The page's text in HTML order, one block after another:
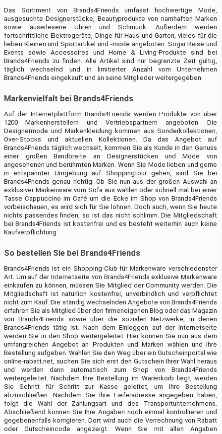
Das Sortiment von Brands4Friends umfasst hochwertige Mode,
ausgesuchte Designerstücke, Beautyprodukte von namhaften Marken
sowie auserlesene Uhren und Schmuck. Außerdem werden
fortschrittliche Elektrogeräte, Dinge für Haus und Garten, vieles für die
lieben Kleinen und Sportartikel und -mode angeboten. Sogar Reise und
Events sowie Accessoires und Home & Living-Produkte sind bei
Brands4Friends zu finden. Alle Artikel sind nur begrenzte Zeit gültig,
täglich wechselnd und in limitierter Anzahl vom Unternehmen
Brands4Friends eingekauft und an seine Mitglieder weitergegeben.
Markenvielfalt bei Brands4Friends
Auf der Internetplattform Brands4Friends werden Produkte von über
1200 Markenherstellern und Vertriebspartnern angeboten. Die
Designermode und Markenkleidung kommen aus Sonderkollektionen,
Over-Stocks und aktuellen Kollektionen. Da das Angebot auf
Brands4Friends täglich wechselt, kommen Sie als Kunde in den Genuss
einer großen Bandbreite an Designerstücken und Mode von
angesehenen und berühmten Marken. Wenn Sie Mode lieben und gerne
in entspannter Umgebung auf Shoppingtour gehen, sind Sie bei
Brands4Friends genau richtig. Ob Sie nun aus der großen Auswahl an
exklusiver Markenware vom Sofa aus wählen oder schnell mal bei einer
Tasse Cappuccino im Café um die Ecke im Shop von Brands4Friends
vorbeischauen, es wird sich für Sie lohnen. Doch auch, wenn Sie heute
nichts passendes finden, so ist das nicht schlimm. Die Mitgliedschaft
bei Brands4Friends ist kostenfrei und es besteht weiterhin auch keine
Kaufverpflichtung.
So bestellen Sie bei Brands4Friends
Brands4Friends ist ein Shopping-Club für Markenware verschiedenster
Art. Um auf der Internetseite von Brands4Friends exklusive Markenware
einkaufen zu können, müssen Sie Mitglied der Community werden. Die
Mitgliedschaft ist natürlich kostenfrei, unverbindlich und verpflichtet
nicht zum Kauf. Die ständig wechselnden Angebote von Brands4Friends
erfahren Sie als Mitglied über den firmeneigenen Blog oder das Magazin
von Brands4Friends sowie über die sozialen Netzwerke, in denen
Brands4Friends tätig ist. Nach dem Einloggen auf der Internetseite
werden Sie in den Shop weitergeleitet. Hier können Sie nun aus dem
umfangreichen Angebot an Produkten und Marken wählen und Ihre
Bestellung aufgeben. Wählen Sie den Weg über ein Gutscheinportal wie
online-rabatt.net, suchen Sie sich erst den Gutschein Ihrer Wahl heraus
und werden dann automatisch zum Shop von Brands4Friends
weitergeleitet. Nachdem Ihre Bestellung im Warenkorb liegt, werden
Sie Schritt für Schritt zur Kasse geleitet, um Ihre Bestellung
abzuschließen. Nachdem Sie Ihre Lieferadresse angegeben haben,
folgt die Wahl der Zahlungsart und des Transportunternehmens.
Abschließend können Sie Ihre Angaben noch einmal kontrollieren und
gegebenenfalls korrigieren. Dort wird auch die Verrechnung von Rabatt
oder Gutscheincode angezeigt. Wenn Sie mit allen Angaben